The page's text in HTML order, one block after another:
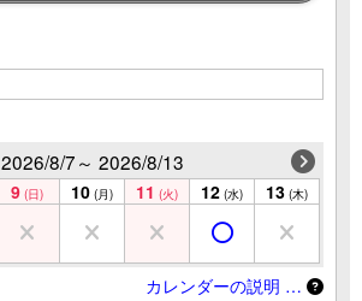
2026/8/7～ 2026/8/13
9 (日) 10 (月) 11 (火) 12 (水) 13 (木)
カレンダーの説明 …